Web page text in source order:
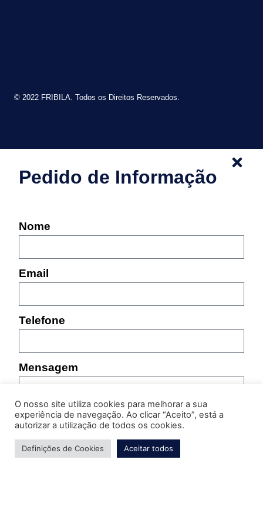
© 2022 FRIBILA. Todos os Direitos Reservados.
O nosso site utiliza cookies para melhorar a sua
experiência de navegação. Ao clicar “Aceito”, está a
autorizar a utilização de todos os cookies.
Definições de Cookies Aceitar todos
Pedido de Informação
Nome
Email
Telefone
Mensagem
Por favor, indique as características do produto sobre